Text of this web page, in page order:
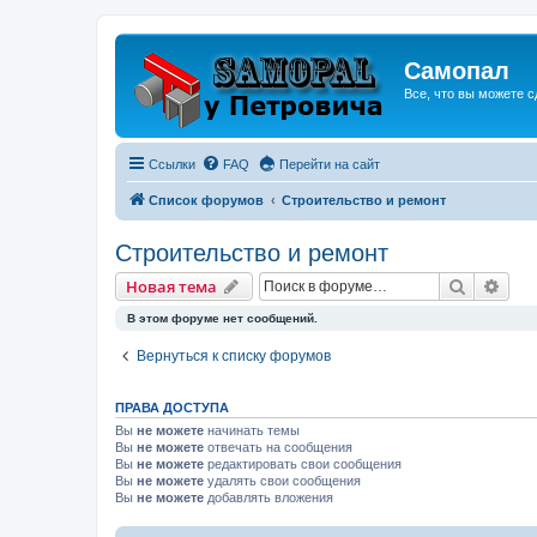
Самопал
Все, что вы можете
Ссылки FAQ Перейти на сайт
Список форумов Строительство и ремонт
Строительство и ремонт
Новая тема Поиск
В этом форуме нет сообщений.
Вернуться к списку форумов
ПРАВА ДОСТУПА
Вы не можете начинать темы
Вы не можете отвечать на сообщения
Вы не можете редактировать свои сообщения
Вы не можете удалять свои сообщения
Вы не можете добавлять вложения